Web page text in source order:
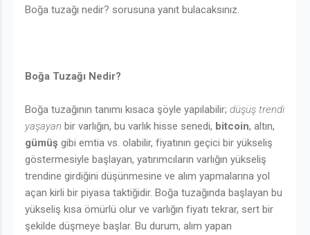
Boğa tuzağı nedir? sorusuna yanıt bulacaksınız.
Boğa Tuzağı Nedir?
Boğa tuzağının tanımı kısaca şöyle yapılabilir; düşüş trendi
yaşayan bir varlığın, bu varlık hisse senedi, bitcoin, altın,
gümüş gibi emtia vs. olabilir, fiyatının geçici bir yükseliş
göstermesiyle başlayan, yatırımcıların varlığın yükseliş
trendine girdiğini düşünmesine ve alım yapmalarına yol
açan kirli bir piyasa taktiğidir. Boğa tuzağında başlayan bu
yükseliş kısa ömürlü olur ve varlığın fiyatı tekrar, sert bir
şekilde düşmeye başlar. Bu durum, alım yapan